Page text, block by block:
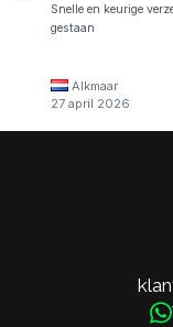
Snelle en keurige
gestaan
Alkmaar
27 april 2026